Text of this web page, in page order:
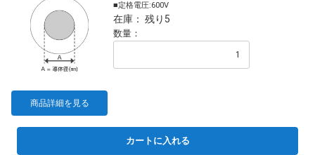
商品詳細を見る
■定格電圧:600V
在庫： 残り5
数量：
カートに入れる